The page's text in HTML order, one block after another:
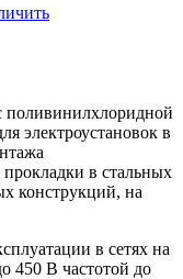
электроустановок в
прокладки в стальных
конструкций, на
в сетях на
450 В частотой до